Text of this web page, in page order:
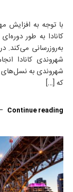
با توجه به افزایش
شهروندی کانادا
شهروندی به نسل‌های
که […]
Continue reading